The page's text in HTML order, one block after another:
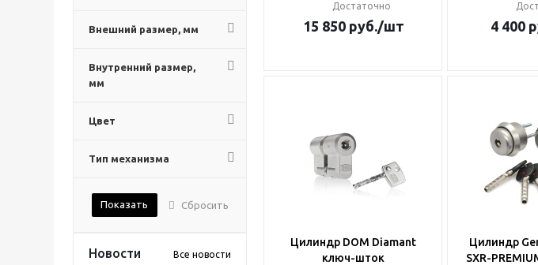
Внешний размер, мм
Внутренний размер,
мм
Цвет
Тип механизма
Показать Сбросить
Новости Все новости
Достаточно
15 850руб./шт 4 400
Цилиндр DOM Diamant
ключ-шток
Цилиндр
SXR-